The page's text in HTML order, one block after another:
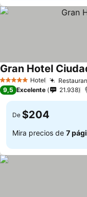
5 Estrellas Hotel
Gran Hotel
9,5 Excelente 21.938
De $204
Mira precios de 7